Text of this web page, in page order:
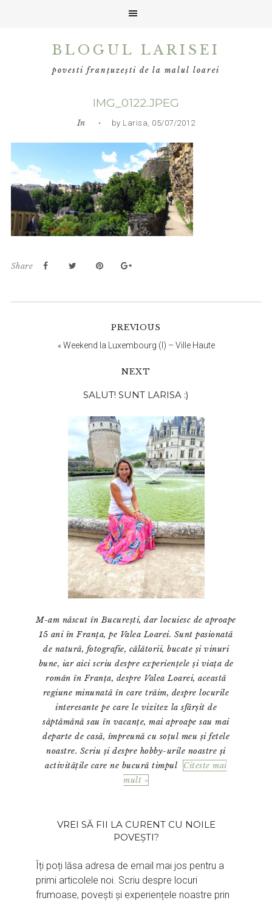
BLOGUL LARISEI
povesti franțuzești de la malul loarei
IMG_0122.JPEG
In • by Larisa, 05/07/2012
Share
PREVIOUS
«Weekend la Luxembourg (I) – Ville Haute
NEXT
principală
SALUT! SUNT LARISA :)
M-am născut în București, dar locuiesc de aproape
15 ani în Franța, pe Valea Loarei. Sunt pasionată
de natură, fotografie, călătorii, bucate și vinuri
bune, iar aici scriu despre experiențele și viața de
român în Franța, despre Valea Loarei, această
regiune minunată în care trăim, despre locurile
interesante pe care le vizitez la sfârșit de
săptămână sau în vacanțe, mai aproape sau mai
departe de casă, împreună cu soțul meu și fetele
noastre. Scriu și despre hobby-urile noastre și
activitățile care ne bucură timpul
Citeste mai
mult »
VREI SĂ FII LA CURENT CU NOILE
POVEȘTI?
Îți poți lăsa adresa de email mai jos pentru a
primi articolele noi. Scriu despre locuri
frumoase, povești și experiențele noastre prin